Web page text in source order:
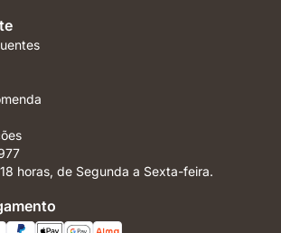
horas, de Segunda a Sexta-feira.